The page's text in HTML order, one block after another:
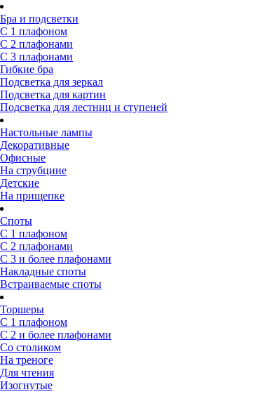
Бра и подсветки
С 1 плафоном
С 2 плафонами
С 3 плафонами
Гибкие бра
Подсветка для зеркал
Подсветка для картин
Подсветка для лестниц и ступеней
Настольные лампы
Декоративные
Офисные
На струбцине
Детские
На прищепке
Споты
С 1 плафоном
С 2 плафонами
С 3 и более плафонами
Накладные споты
Встраиваемые споты
Торшеры
С 1 плафоном
С 2 и более плафонами
Со столиком
На треноге
Для чтения
Изогнутые